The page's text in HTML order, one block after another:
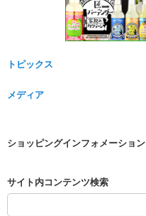
トピックス
メディア
ショッピングインフォメーション
サイト内コンテンツ検索